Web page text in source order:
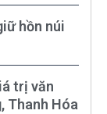
hồn núi
trị văn
Thanh Hóa